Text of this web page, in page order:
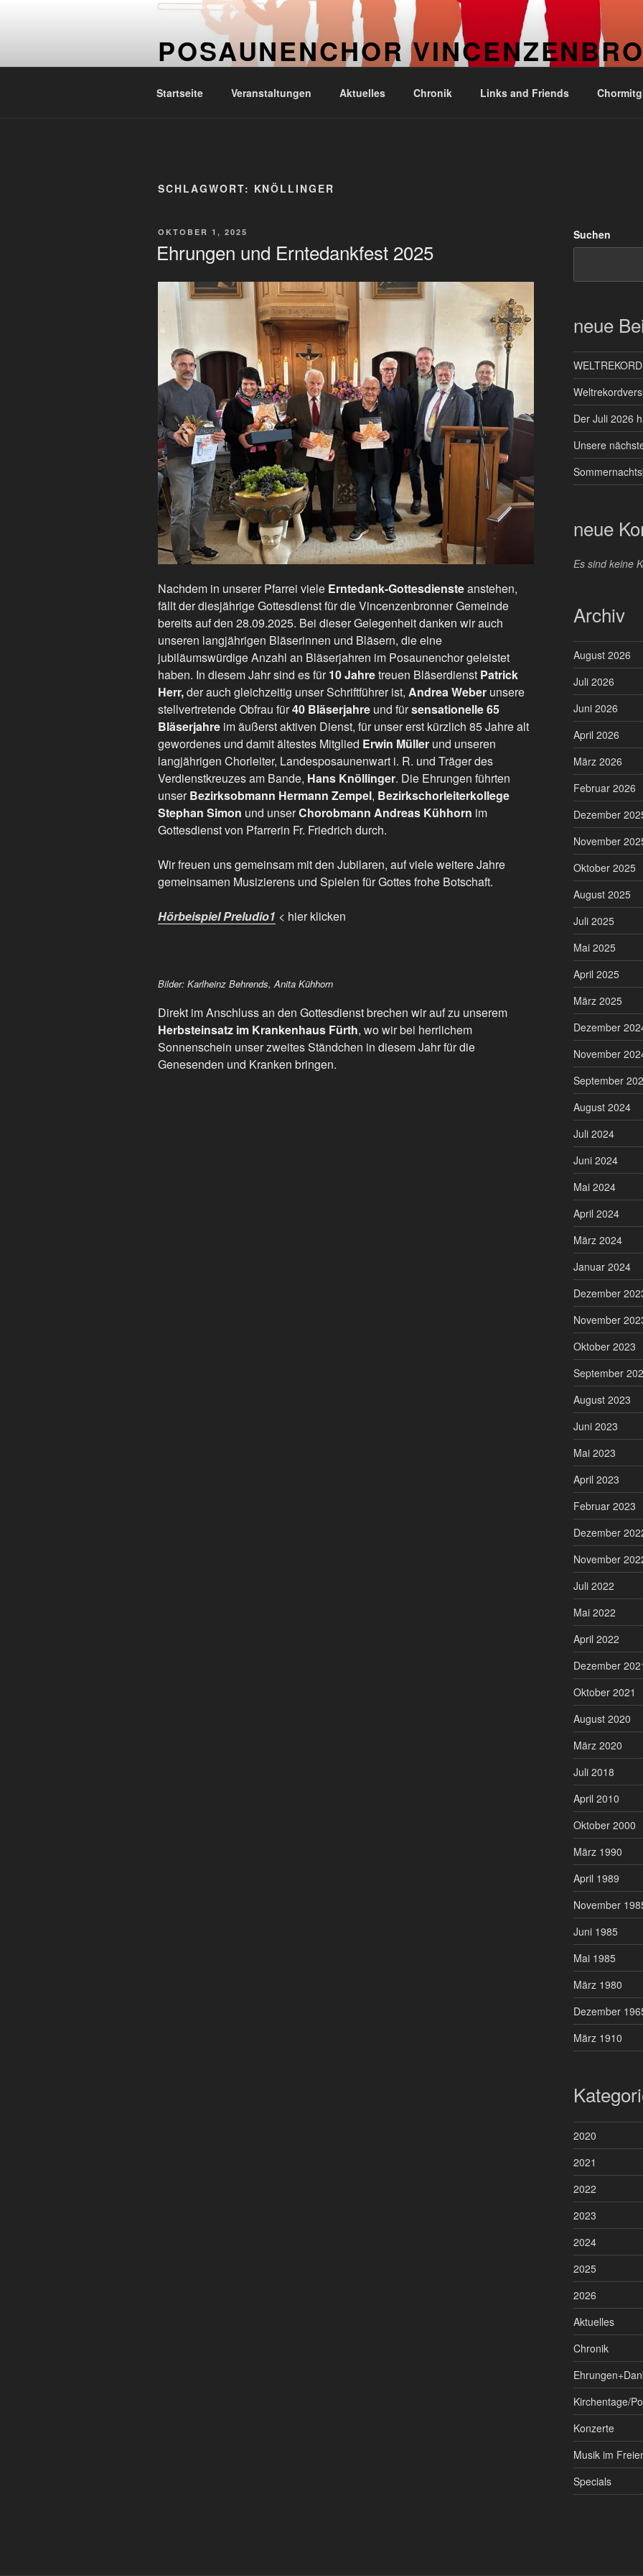
POSAUNENCHOR
Startseite Veranstaltungen Aktuelles Chronik Links and Friends
SCHLAGWORT: KNÖLLINGER
VERÖFFENTLICHT
OKTOBER 1, 2025
Ehrungen und Erntedankfest 2025
Nachdem in unserer Pfarrei viele Erntedank-Gottesdiensteanstehen,
fällt der diesjährige Gottesdienst für die Vincenzenbronner Gemeinde
bereits auf den 28.09.2025. Bei dieser Gelegenheit danken wir auch
unseren langjährigen Bläserinnen und Bläsern, die eine
jubiläumswürdige Anzahl an Bläserjahren im Posaunenchor geleistet
haben. In diesem Jahr sind es für10 Jahretreuen Bläserdienst Patrick
Herr,der auch gleichzeitig unser Schriftführer ist, Andrea Weber unsere
stellvertretende Obfrau für40 Bläserjahre und fürsensationelle 65
Bläserjahre im äußerst aktiven Dienst, für unser erst kürzlich 85 Jahre alt
gewordenes und damit ältestes Mitglied Erwin Müller und unseren
langjährigen Chorleiter, Landesposaunenwart i. R. und Träger des
Verdienstkreuzes am Bande, Hans Knöllinger. Die Ehrungen führten
unserBezirksobmann Hermann Zempel, Bezirkschorleiterkollege
Stephan Simon und unserChorobmann Andreas Kühhorn im
Gottesdienst von Pfarrerin Fr. Friedrich durch.
Wir freuen uns gemeinsam mit den Jubilaren, auf viele weitere Jahre
gemeinsamen Musizierens und Spielen für Gottes frohe Botschaft.
Hörbeispiel Preludio1 < hier klicken
Bilder: Karlheinz Behrends, Anita Kühhorn
Direkt im Anschluss an den Gottesdienst brechen wir auf zu unserem
Herbsteinsatz im Krankenhaus Fürth, wo wir bei herrlichem
Sonnenschein unser zweites Ständchen in diesem Jahr für die
Genesenden und Kranken bringen.
Suchen
neue
Der Juli 2026
Unsere
neue
Es sind keine
Archiv
August 2026
Juli 2026
Juni 2026
April 2026
März 2026
Februar 2026
Dezember
November
Oktober 2025
August 2025
Juli 2025
Mai 2025
April 2025
März 2025
Dezember
November
September
August 2024
Juli 2024
Juni 2024
Mai 2024
April 2024
März 2024
Januar 2024
Dezember
November
Oktober 2023
September
August 2023
Juni 2023
Mai 2023
April 2023
Februar 2023
Dezember
November
Juli 2022
Mai 2022
April 2022
Dezember
Oktober 2021
August 2020
März 2020
Juli 2018
April 2010
Oktober 2000
März 1990
April 1989
November
Juni 1985
Mai 1985
März 1980
Dezember
März 1910
2020
2021
2022
2023
2024
2025
2026
Aktuelles
Chronik
Kirchentage/
Konzerte
Musik im
Specials